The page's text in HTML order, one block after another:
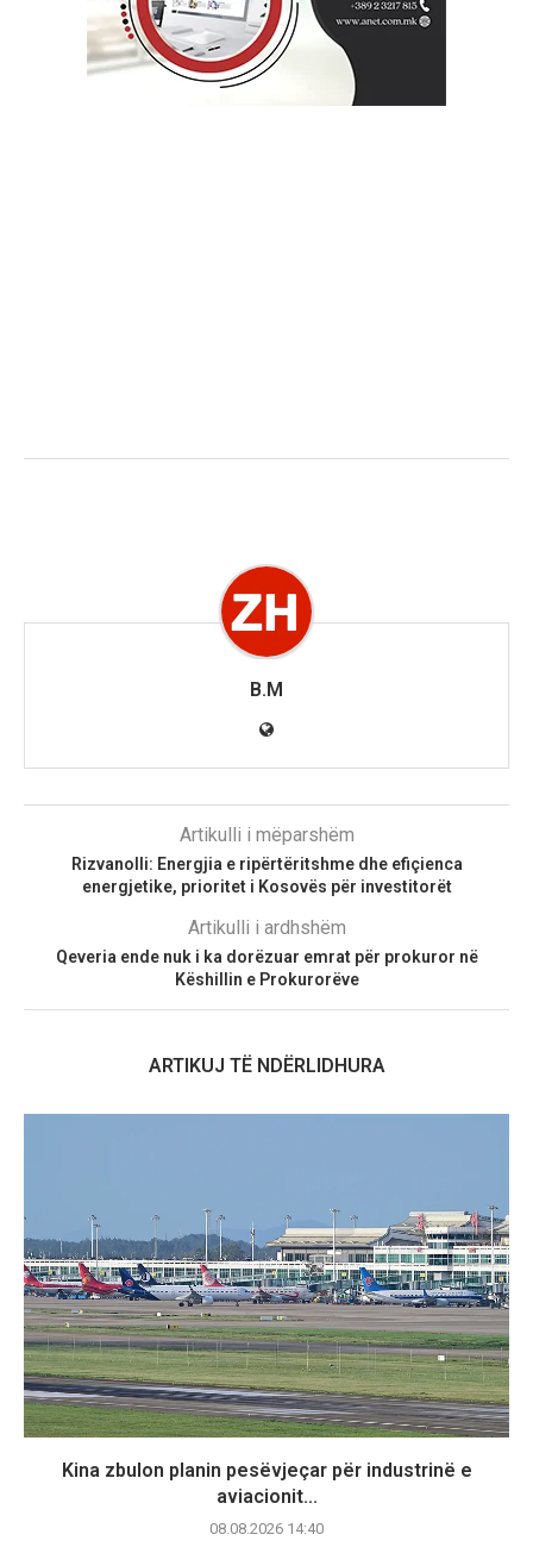
B.M
Artikulli i mëparshëm
Rizvanolli: Energjia e ripërtëritshme dhe efiçienca
energjetike, prioritet i Kosovës për investitorët
Artikulli i ardhshëm
Qeveria ende nuk i ka dorëzuar emrat për prokuror në
Këshillin e Prokurorëve
ARTIKUJ TË NDËRLIDHURA
Kina zbulon planin pesëvjeçar për industrinë e
aviacionit...
08.08.2026 14:40